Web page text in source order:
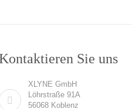
Sie uns
XLYNE GmbH
Löhrstraße 91A
56068 Koblenz